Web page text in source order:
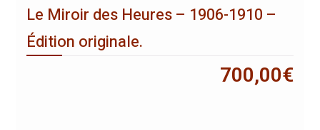
Le Miroir des Heures – 1906-1910 –
Édition originale.
700,00€